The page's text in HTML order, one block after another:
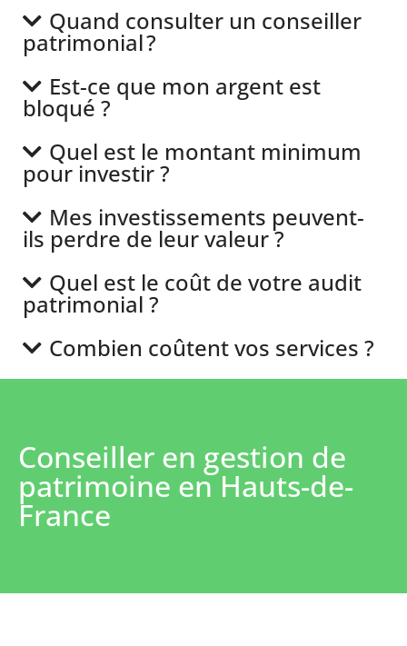
Quand consulter un conseiller
patrimonial ?
Est-ce que mon argent est
bloqué ?
Quel est le montant minimum
pour investir ?
Mes investissements peuvent-
ils perdre de leur valeur ?
Quel est le coût de votre audit
patrimonial ?
Combien coûtent vos services ?
Conseiller en gestion de
patrimoine en Hauts-de-
France